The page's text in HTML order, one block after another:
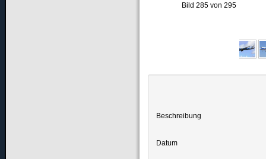
Bild 285 von 295
Beschreibung
Datum